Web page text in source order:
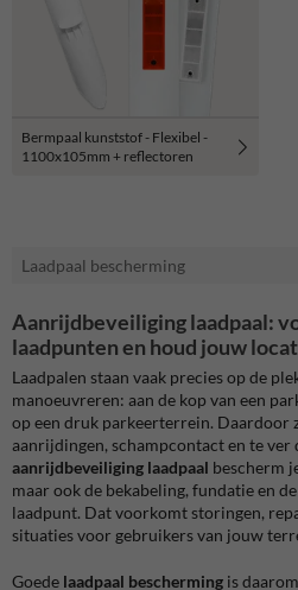
Bermpaal kunststof - Flexibel -
1100x105mm + reflectoren
Laadpaal bescherming
Aanrijdbeveiliging laadpaal:
laadpunten en houd jouw
Laadpalen staan vaak precies op de
manoeuvreren: aan de kop van een
op een druk parkeerterrein. Daardoor
aanrijdingen, schampcontact en te
aanrijdbeveiliging laadpaal bescherm
maar ook de bekabeling, fundatie en
laadpunt. Dat voorkomt storingen,
situaties voor gebruikers van jouw
Goede laadpaal bescherming is